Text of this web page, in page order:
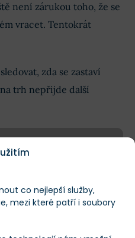
co nejlepší služby,
mezi které patří i soubory
není zárukou toho, že se
vracet. Tentokrát
zda se zastaví
trh nepřijde další
varuje, že pokles ještě